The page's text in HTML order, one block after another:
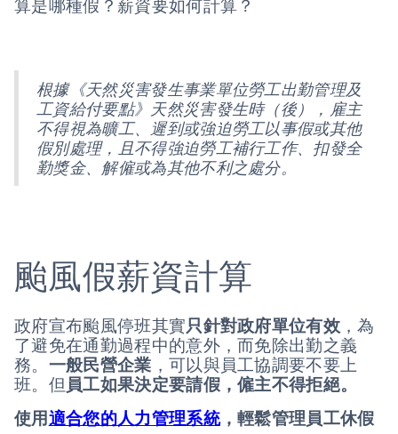
根據《天然災害發生事業單位勞工出勤管理及
工資給付要點》天然災害發生時（後），雇主
不得視為曠工、遲到或強迫勞工以事假或其他
假別處理，且不得強迫勞工補行工作、扣發全
勤獎金、解僱或為其他不利之處分。
颱風假薪資計算
政府宣布颱風停班其實只針對政府單位有效 ，為
了避免在通勤過程中的意外，而免除出勤之義
務。 一般民營企業 ，可以與員工協調要不要上
班。但員工如果決定要請假，僱主不得拒絕。
使用適合您的人力管理系統，輕鬆管理員工休假